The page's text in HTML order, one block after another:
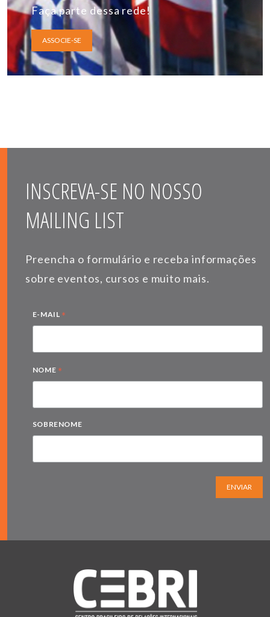
Faça parte dessa rede!
ASSOCIE-SE
INSCREVA-SE NO NOSSO
MAILING LIST
Preencha o formulário e receba informações
sobre eventos, cursos e muito mais.
E-MAIL *
NOME *
SOBRENOME
ENVIAR